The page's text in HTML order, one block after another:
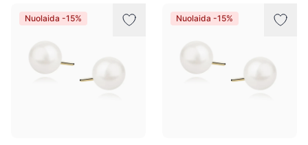
Nuolaida -15% Nuolaida -15%